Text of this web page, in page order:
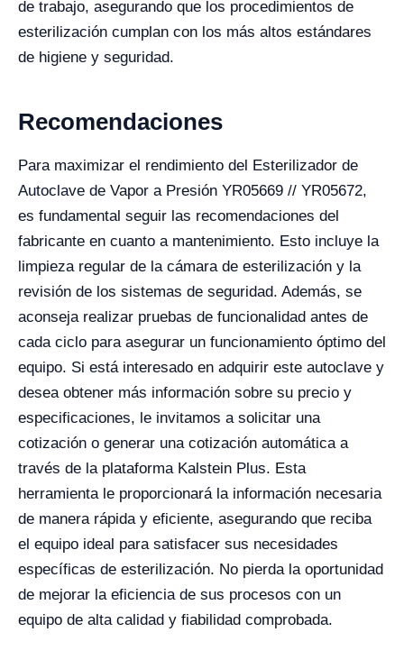
de trabajo, asegurando que los procedimientos de
esterilización cumplan con los más altos estándares
de higiene y seguridad.
Recomendaciones
Para maximizar el rendimiento del Esterilizador de
Autoclave de Vapor a Presión YR05669 // YR05672,
es fundamental seguir las recomendaciones del
fabricante en cuanto a mantenimiento. Esto incluye la
limpieza regular de la cámara de esterilización y la
revisión de los sistemas de seguridad. Además, se
aconseja realizar pruebas de funcionalidad antes de
cada ciclo para asegurar un funcionamiento óptimo del
equipo. Si está interesado en adquirir este autoclave y
desea obtener más información sobre su precio y
especificaciones, le invitamos a solicitar una
cotización o generar una cotización automática a
través de la plataforma Kalstein Plus. Esta
herramienta le proporcionará la información necesaria
de manera rápida y eficiente, asegurando que reciba
el equipo ideal para satisfacer sus necesidades
específicas de esterilización. No pierda la oportunidad
de mejorar la eficiencia de sus procesos con un
equipo de alta calidad y fiabilidad comprobada.